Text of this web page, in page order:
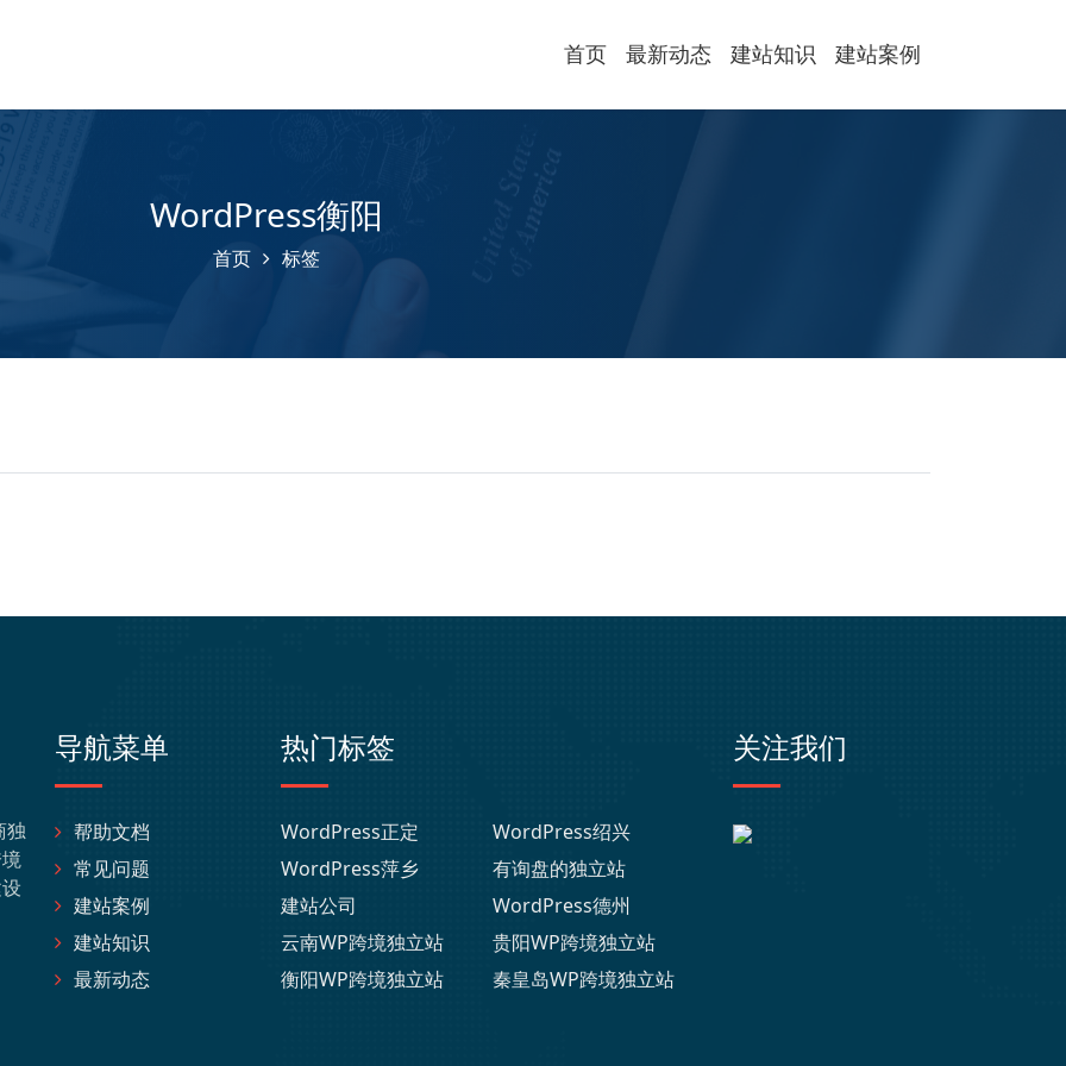
首页 最新动态 建站知识 建站案例
WordPress衡阳
首页 标签
独
导航菜单
帮助文档
常见问题
建站案例
建站知识
最新动态
热门标签
WordPress正定
WordPress绍兴
WordPress萍乡
有询盘的独立站
建站公司
WordPress德州
云南WP跨境独立站
贵阳WP跨境独立站
衡阳WP跨境独立站
秦皇岛WP跨境独立站
关注我们